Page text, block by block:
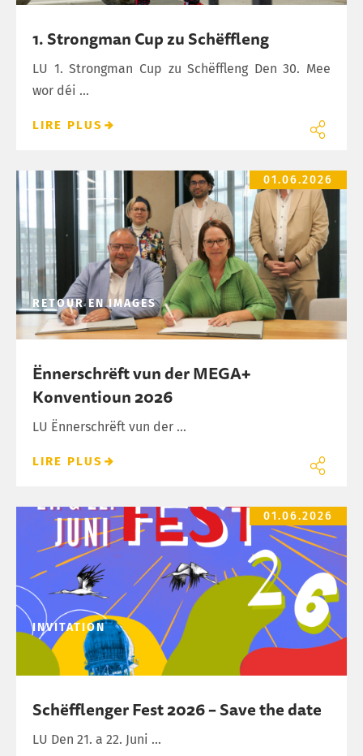
1. Strongman Cup zu Schëffleng
LU 1. Strongman Cup zu Schëffleng Den 30. Mee
wor déi ...
LIRE PLUS
Ënnerschrëft vun der MEGA+ Konventioun 202601.06.2026
RETOUR EN IMAGES
Ënnerschrëft vun der MEGA+
Konventioun 2026
LU Ënnerschrëft vun der ...
LIRE PLUS
Schëfflenger Fest 2026 – Save the date 01.06.2026
INVITATION
Schëfflenger Fest 2026 – Save the date
LU Den 21. a 22. Juni ...